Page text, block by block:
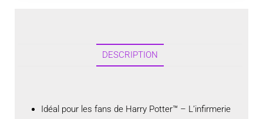
DESCRIPTION
Idéal pour les fans de Harry Potter™ – L’infirmerie